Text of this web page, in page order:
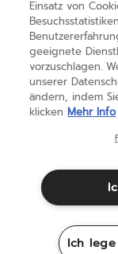
HILFE
ÜBER UNS
Rechtliche
Einsatz von
geeignete
vorzuschlagen.
unserer
ändern, indem
klicken Mehr Info
Ich